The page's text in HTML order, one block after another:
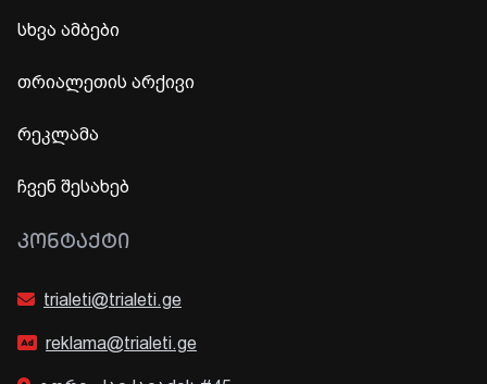
სხვა ამბები
თრიალეთის არქივი
რეკლამა
ჩვენ შესახებ
ᲙᲝᲜᲢᲐᲥᲢᲘ
trialeti@trialeti.ge
reklama@trialeti.ge